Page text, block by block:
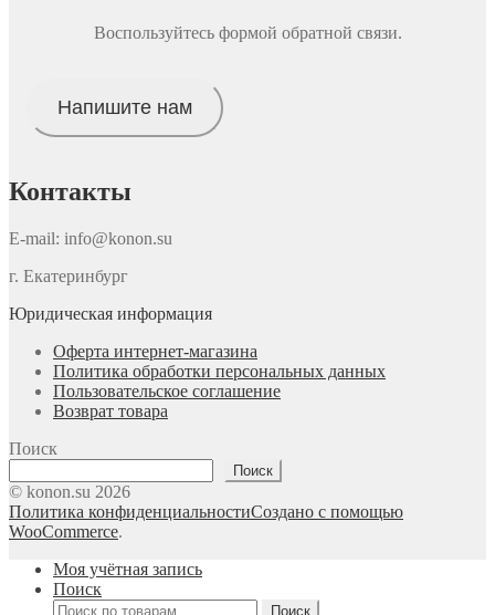
странице
Воспользуйтесь формой обратной связи.
Напишите нам
Контакты
E-mail: info@konon.su
г. Екатеринбург
Юридическая информация
Оферта интернет-магазина
Политика обработки персональных данных
Пользовательское соглашение
Возврат товара
Поиск
Поиск
© konon.su 2026
Политика конфиденциальностиСоздано с помощью
WooCommerce.
Моя учётная запись
Поиск
Искать:
Поиск